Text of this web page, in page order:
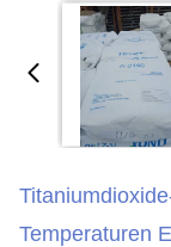
Temperaturen